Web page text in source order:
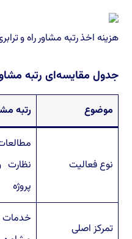
هزینه اخذ رتبه مشاور راه و
جدول مقایسه‌ای رتبه
موضوع رتبه
نوع فعالیت
نظارت
پروژه
تمرکز اصلی
خدمات